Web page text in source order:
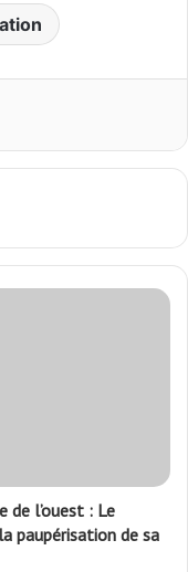
de l’ouest : Le
paupérisation de sa